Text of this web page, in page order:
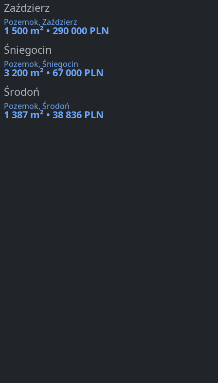
Zaździerz
Pozemok, Zaździerz
1 500 m² • 290 000 PLN
Śniegocin
Pozemok, Śniegocin
3 200 m² • 67 000 PLN
Środoń
Pozemok, Środoń
1 387 m² • 38 836 PLN